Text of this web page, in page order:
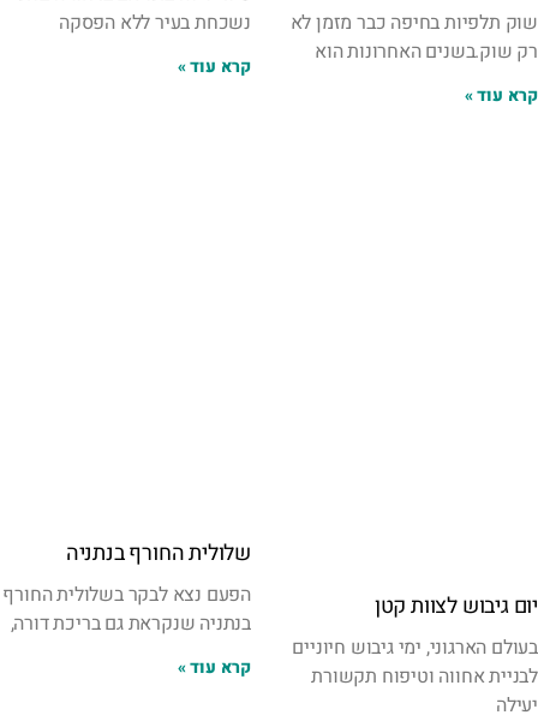
שוק תלפיות בחיפה כבר מזמן לא
רק שוק.בשנים האחרונות הוא
קרא עוד »
נשכחת בעיר ללא הפסקה
קרא עוד »
יום גיבוש לצוות קטן
בעולם הארגוני, ימי גיבוש חיוניים
לבניית אחווה וטיפוח תקשורת
יעילה
שלולית החורף בנתניה
הפעם נצא לבקר בשלולית החורף
בנתניה שנקראת גם בריכת דורה,
קרא עוד »